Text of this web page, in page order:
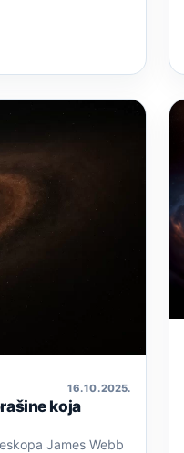
16. 10. 2025.
koja
James Webb